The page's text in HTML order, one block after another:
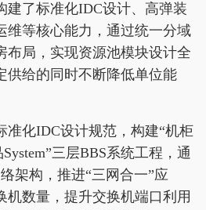
建了标准化IDC设计、高弹装
维等核心能力，通过统一分域
布局，实现资源池模块设计全
供给的同时不断降低单位能
准化IDC设计规范，构建“机柜
三层BBS系统工程，通
架构，推进“三网合一”应
机数量，提升交换机端口利用